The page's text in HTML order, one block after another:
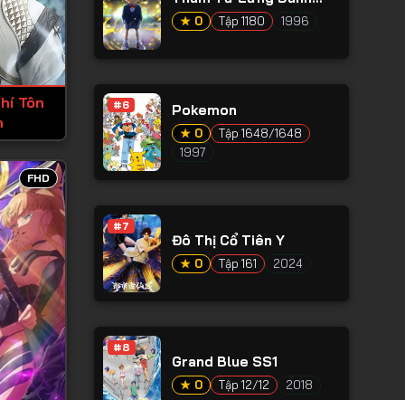
Tôn
FHD
Conan
★ 0 Tập 1180 1996
#6 Pokemon
★ 0
Tập 1648/1648
1997
#7
Đô Thị Cổ Tiên Y
★ 0 Tập 161 2024
#8
Grand Blue SS1
★ 0 Tập 12/12 2018